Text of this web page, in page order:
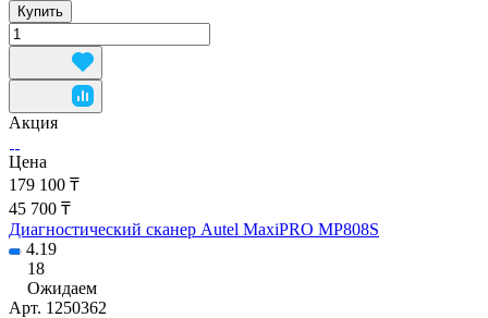
Купить
Акция
Цена
179 100 ₸
45 700 ₸
Диагностический сканер Autel MaxiPRO MP808S
4.19
18
Ожидаем
Арт. 1250362